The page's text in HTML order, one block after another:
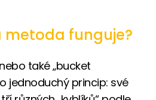
metoda funguje?
také „bucket
jednoduchý princip: své